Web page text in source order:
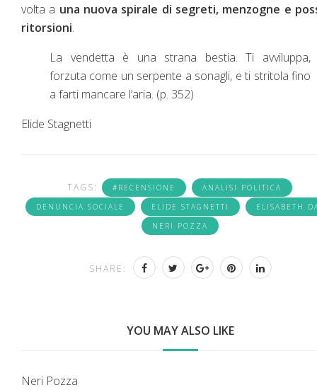
volta a una nuova spirale di segreti, menzogne e
ritorsioni.
La vendetta è una strana bestia. Ti avviluppa,
forzuta come un serpente a sonagli, e ti stritola fino
a farti mancare l’aria. (p. 352)
Elide Stagnetti
TAGS: #RECENSIONE
ANALISI POLITICA
DENUNCIA SOCIALE
ELIDE STAGNETTI
ELISABETH
NERI POZZA
SHARE:
YOU MAY ALSO LIKE
Neri Pozza